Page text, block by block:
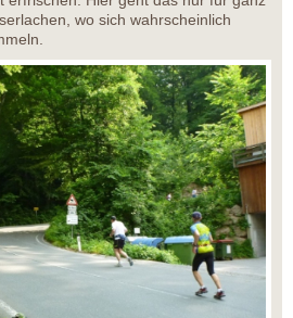
wo sich wahrscheinlich